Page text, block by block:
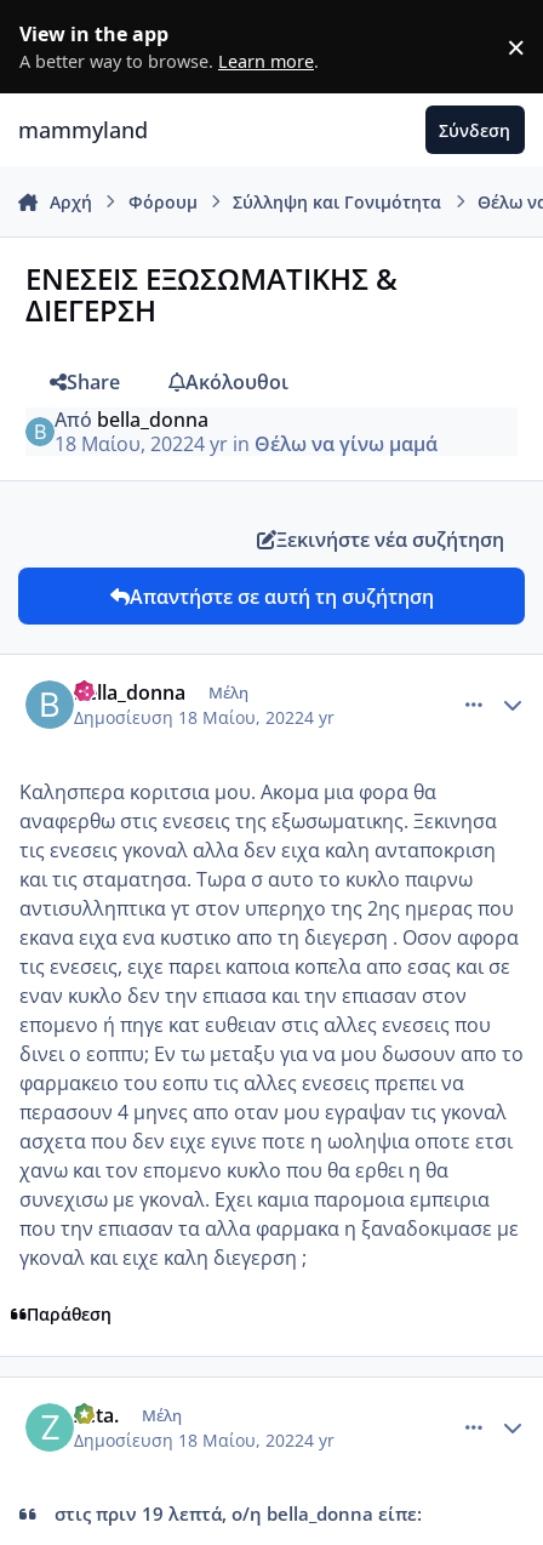
View in the app
A better way to browse. Learn more. ×
mammyland Σύνδεση
Αρχή Φόρουμ Σύλληψη και Γονιμότητα Θέλω
ΕΝΕΣΕΙΣ ΕΞΩΣΩΜΑΤΙΚΗΣ &
ΔΙΕΓΕΡΣΗ
Share
Ακόλουθοι
Από bella_donna
18 Μαίου, 20224 yrin Θέλω να γίνω μαμά
Ξεκινήστε νέα συζήτηση
Απαντήστε σε αυτή τη συζήτηση
bella_donna Μέλη
Δημοσίευση 18 Μαίου, 20224 yr
Καλησπερα κοριτσια μου. Ακομα μια φορα θα
αναφερθω στις ενεσεις της εξωσωματικης. Ξεκινησα
τις ενεσεις γκοναλ αλλα δεν ειχα καλη ανταποκριση
και τις σταματησα. Τωρα σ αυτο το κυκλο παιρνω
αντισυλληπτικα γτ στον υπερηχο της 2ης ημερας που
εκανα ειχα ενα κυστικο απο τη διεγερση . Οσον αφορα
τις ενεσεις, ειχε παρει καποια κοπελα απο εσας και σε
εναν κυκλο δεν την επιασα και την επιασαν στον
επομενο ή πηγε κατ ευθειαν στις αλλες ενεσεις που
δινει ο εοππυ; Εν τω μεταξυ για να μου δωσουν απο το
φαρμακειο του εοπυ τις αλλες ενεσεις πρεπει να
περασουν 4 μηνες απο οταν μου εγραψαν τις γκοναλ
ασχετα που δεν ειχε εγινε ποτε η ωοληψια οποτε ετσι
χανω και τον επομενο κυκλο που θα ερθει η θα
συνεχισω με γκοναλ. Εχει καμια παρομοια εμπειρια
που την επιασαν τα αλλα φαρμακα η ξαναδοκιμασε με
γκοναλ και ειχε καλη διεγερση ;
Παράθεση
Zeta. Μέλη
Δημοσίευση 18 Μαίου, 20224 yr
στις πριν 19 λεπτά, ο/η bella_donna είπε: